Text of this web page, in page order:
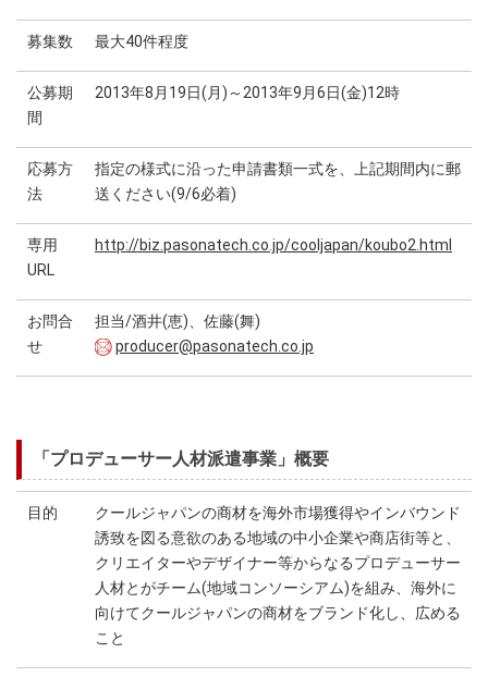
募集数 最大40件程度
公募期
間
2013年8月19日(月)～2013年9月6日(金)12時
応募方
法
指定の様式に沿った申請書類一式を、上記期間内に郵
送ください(9/6必着)
専用
URL
http://biz.pasonatech.co.jp/cooljapan/koubo2.html
お問合
せ
担当/酒井(恵)、佐藤(舞)
producer@pasonatech.co.jp
「プロデューサー人材派遣事業」概要
目的
クールジャパンの商材を海外市場獲得やインバウンド
誘致を図る意欲のある地域の中小企業や商店街等と、
クリエイターやデザイナー等からなるプロデューサー
人材とがチーム(地域コンソーシアム)を組み、海外に
向けてクールジャパンの商材をブランド化し、広める
こと